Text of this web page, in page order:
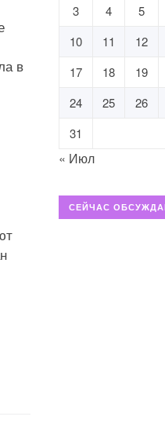
в
3
4 5
10
11 12
17
18 19
24
25 26
31
« Июл
СЕЙЧАС